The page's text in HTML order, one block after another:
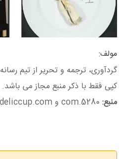
مولف:
گردآوری، ترجمه و تحریر از تیم رسانه
کپی فقط با ذکر منبع مجاز می باشد.
منبع: